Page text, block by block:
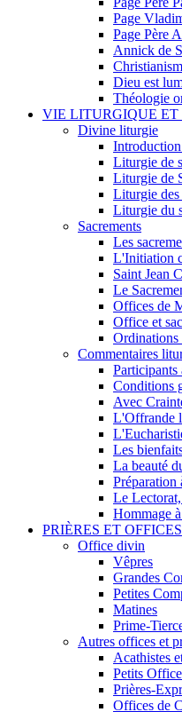
Page
Page Père
Annick de
Dieu est
Théologie
VIE LITURGIQUE
Divine liturgie
Liturgie de
Liturgie de
Liturgie des
Liturgie du
Sacrements
Les
L'Initiation
Saint Jean
Le
Offices de
Office et
Ordinations
Commentaires
Conditions
Avec
L'Offrande
Les
La beauté
Le
Hommage
PRIÈRES ET OFFICES
Office divin
Vêpres
Grandes
Petites
Matines
Prime-
Autres offices et
Acathistes
Petits
Prières-
Offices de